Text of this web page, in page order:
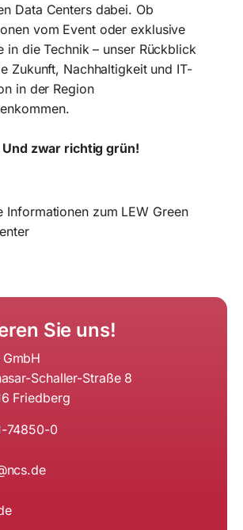
Data Centers dabei. Ob
vom Event oder exklusive
in die Technik – unser Rückblick
Zukunft, Nachhaltigkeit und IT-
in der Region
Und zwar richtig grün!
Informationen zum LEW Green
Sie uns!
GmbH
Schaller-Straße 8
Friedberg
74850-0
ed.sc